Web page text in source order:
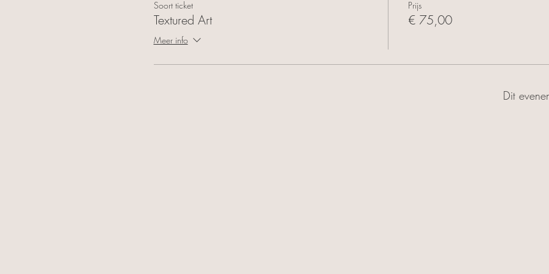
Soort ticket
Textured Art
Meer info
Prijs
€ 75,00
Dit